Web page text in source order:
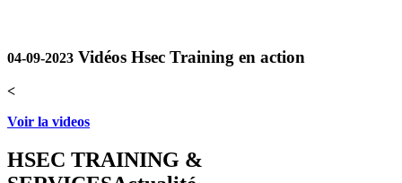
04-09-2023 Vidéos Hsec Training en action
<
Voir la videos
HSEC TRAINING &